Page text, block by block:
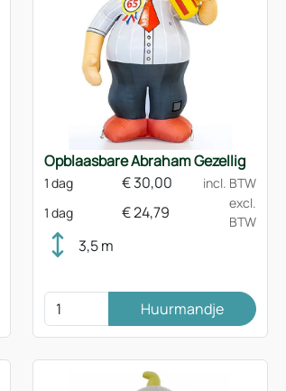
Opblaasbare Abraham Gezellig
1 dag €30,00
incl. BTW
1 dag
€24,79
excl.
BTW
3,5 m
Huurmandje